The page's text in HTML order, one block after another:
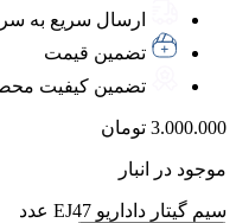
ارسال سریع به
تضمین قیمت
تضمین کیفیت
3.000.000 تومان
موجود در انبار
سیم گیتار داداریو EJ47 عدد